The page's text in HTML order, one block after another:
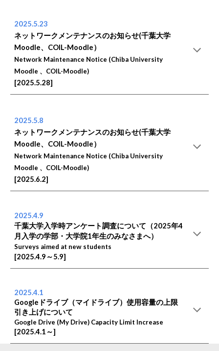
2025.5.23
ネットワークメンテナンスのお知らせ(千葉大学
Moodle、COIL-Moodle）
Network Maintenance Notice (Chiba University
Moodle 、COIL-Moodle)
[2025.5.28]
2025.5.8
ネットワークメンテナンスのお知らせ(千葉大学
Moodle、COIL-Moodle）
Network Maintenance Notice (Chiba University
Moodle 、COIL-Moodle)
[2025.6.2]
2025.4.9
千葉大学入学時アンケート調査について（2025年4
月入学の学部・大学院1年生のみなさまへ）
Surveys aimed at new students
[2025.4.9～5.9]
2025.4.1
Googleドライブ（マイドライブ）使用容量の上限
引き上げについて
Google Drive (My Drive) Capacity Limit Increase
[2025.4.1～]